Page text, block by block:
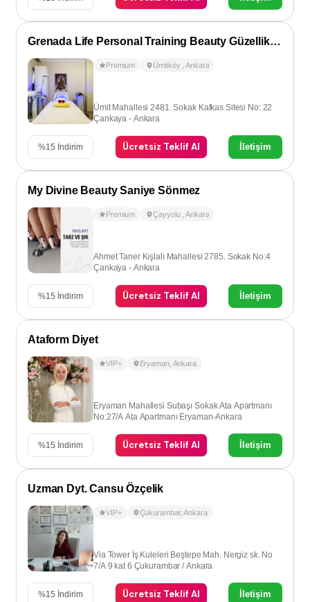
Grenada Life Personal Training Beauty Güzellik Salonu
Premium Ümitköy ,Ankara
Ümit Mahallesi 2481. Sokak Kafkas Sitesi No: 22
Çankaya - Ankara
%15 İndirim Ücretsiz Teklif Al İletişim
My Divine Beauty Saniye Sönmez
Premium Çayyolu ,Ankara
Ahmet Taner Kışlalı Mahallesi 2785. Sokak No:4
Çankaya - Ankara
%15 İndirim Ücretsiz Teklif Al İletişim
Ataform Diyet
VIP+ Eryaman, Ankara
Eryaman Mahallesi Subaşı Sokak Ata Apartmanı
No:27/A Ata Apartmanı Eryaman-Ankara
%15 İndirim Ücretsiz Teklif Al İletişim
Uzman Dyt. Cansu Özçelik
VIP+ Çukurambar,Ankara
Via Tower İş Kuleleri Beştepe Mah. Nergiz sk. No
7/A 9 kat 6 Çukurambar / Ankara
%15 İndirim Ücretsiz Teklif Al İletişim